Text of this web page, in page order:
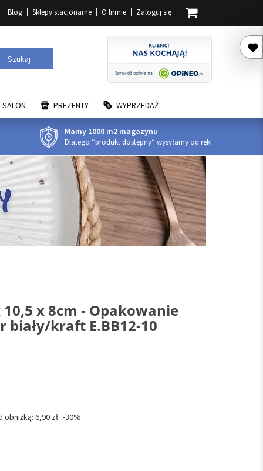
Blog Sklepy stacjonarne O firmie Zaloguj się
Szukaj
SALON PREZENTY WYPRZEDAŻ
Mamy 1000 m2 magazynu
Dlatego “produkt dostępny” wysyłamy od ręki
x 8cm - Opakowanie
biały/kraft E.BB12-10
obniżką: 6,90 zł -30%